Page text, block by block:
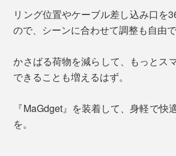
リング位置やケーブル差し込み口を
ので、シーンに合わせて調整も自由で
かさばる荷物を減らして、もっとス
できることも増えるはず。
『MaGdget』を装着して、身軽で快
を。